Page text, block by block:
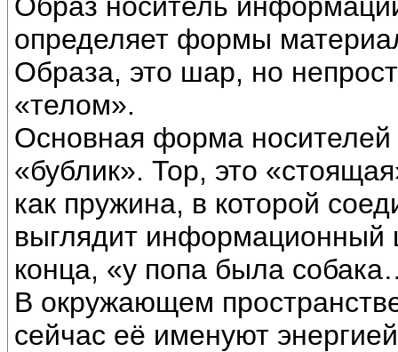
Образ носитель
определяет формы
Образа, это шар, но
«телом».
Основная форма
«бублик». Тор, это
как пружина, в которой
выглядит информационный
конца, «у попа была
В окружающем
сейчас её именуют